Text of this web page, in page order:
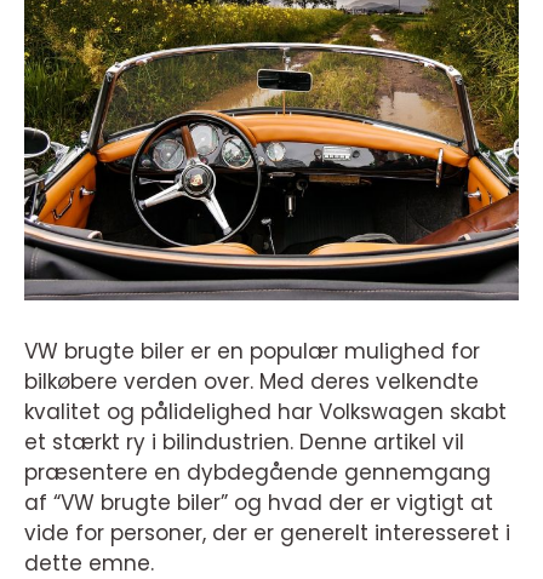
VW brugte biler er en populær mulighed for
bilkøbere verden over. Med deres velkendte
kvalitet og pålidelighed har Volkswagen skabt
et stærkt ry i bilindustrien. Denne artikel vil
præsentere en dybdegående gennemgang
af “VW brugte biler” og hvad der er vigtigt at
vide for personer, der er generelt interesseret i
dette emne.